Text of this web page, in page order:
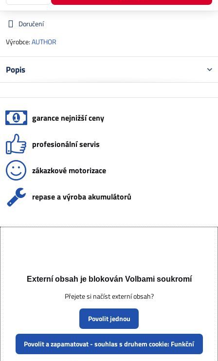
Doručení
Výrobce:AUTHOR
Popis
garance nejnižší ceny
profesionální servis
zákazkové motorizace
repase a výroba akumulátorů
Externí obsah je blokován Volbami soukromí
Přejete si načíst externí obsah?
Povolit jednou
Povolit a zapamatovat - souhlas s druhem cookie: Funkční